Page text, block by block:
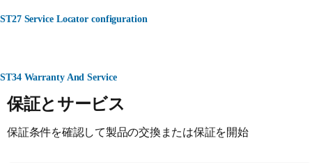
ST27 Service Locator configuration
ST34 Warranty And Service
保証とサービス
保証条件を確認して製品の交換または保証を開始